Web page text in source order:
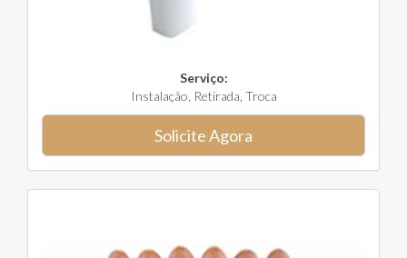
Serviço:
Instalação, Retirada, Troca
Solicite Agora